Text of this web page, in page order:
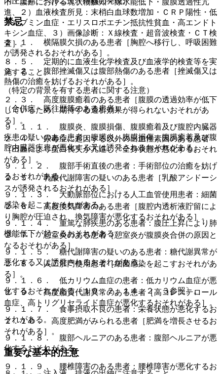
進、２）血液検査所見：末梢白血球数増加・ＣＲＰ陽性・低
アルブミン血症・エリスロポエチン抵抗性貧血・高エンドト
キシン血症、３）画像診断：Ｘ線検査・超音波検査・ＣＴ検
査］。
８．５． 定期的に血液生化学検査及び血液学的検査等を実
施すること。
（特定の背景を有する患者に関する注意）
（合併症・既往歴等のある患者）
９．１．１． 腹膜炎、腹膜損傷、腹膜癒着及び腹腔内臓器
疾患の疑いのある患者：腹膜炎、腹膜損傷、腹膜癒着及び腹
腔内臓器疾患が悪化する又は誘発されるおそれがある。
９．１．２． 腹部手術直後の患者：手術部位の治癒を妨げ
るおそれがある。
９．１．３． 大動脈部位における人工血管使用患者：細菌
感染を起こすおそれがある。
９．１．４． 重篤な肺疾患のある患者：腹圧上昇により肺
機能低下が起こるおそれがある。
９．１．５． 糖代謝障害の疑いのある患者：糖代謝異常が
悪化する又は誘発されるおそれがある。
９．１．６． 低カリウム血症の患者：低カリウム血症が悪
化するおそれがある〔１０．２、１４．２．３参照〕。
９．１．７． 食事摂取不良の患者：栄養状態が悪化するお
それがある。
９．１．８． 腹部ヘルニアのある患者：腹部ヘルニアが悪
化するおそれがある。
９．１．９． 腰椎障害のある患者：腰椎障害が悪化するお
禁忌
２．１． 横隔膜欠損のある患者［胸腔へ移行し、呼吸困難
が誘発されるおそれがある］。
２．２． 腹部挫滅傷又は腹部熱傷のある患者［挫滅傷又は
熱傷の治癒を妨げるおそれがある］。
２．３． 高度腹膜癒着のある患者［腹膜の透過効率が低下
しているため、期待する透析効果が得られないおそれがあ
る］。
２．４． 尿毒症に起因する以外の出血性素因のある患者
［出血により蛋白喪失が亢進し、全身状態が悪化するおそれ
がある］。
２．５． 乳酸代謝障害の疑いのある患者［乳酸アシドーシ
スが誘発されるおそれがある］。
２．６． 高度換気障害のある患者［腹腔内透析液貯留によ
り胸腔が圧迫され、換気障害が悪化するおそれがある］。
２．７． 憩室炎のある患者［憩室炎が腹膜炎合併の原因と
なるおそれがある］。
２．８． 人工肛門使用患者［細菌感染を起こすおそれがあ
る］。
２．９． 高度脂質代謝異常のある患者［高コレステロール
血症、高トリグリセライド血症が悪化するおそれがある］。
２．１０． 高度肥満がみられる患者［肥満を増長させるお
それがある］。
重要な基本的注意